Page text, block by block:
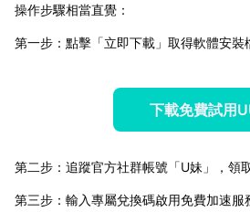
操作步驟相當直覺：
第一步：點擊「立即下載」取得軟體安裝
下載免費試用
第二步：追蹤官方社群帳號「U妹」，領
第三步：輸入專屬兌換碼啟用免費加速服